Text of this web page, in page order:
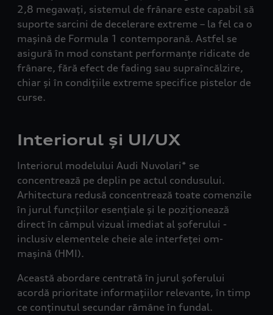
2,8 megawați, sistemul de frânare este capabil să
suporte sarcini de decelerare extreme – la fel ca o
mașină de Formula 1 contemporană. Astfel se
asigură în mod constant performanțe ridicate de
frânare, fără efect de fading sau supraîncălzire,
chiar și în condițiile extreme specifice pistelor de
curse.
Interiorul și UI/UX
Interiorul modelului Audi Nuvolari* se
concentrează pe deplin pe actul condusului.
Arhitectura redusă concentrează toate comenzile
în jurul funcțiilor esențiale și le poziționează
direct în câmpul vizual imediat al șoferului -
inclusiv elementele cheie ale interfeței om-
mașină (HMI).
Această abordare centrată în jurul șoferului
acordă prioritate informațiilor relevante, în timp
ce conținutul secundar rămâne în fundal.